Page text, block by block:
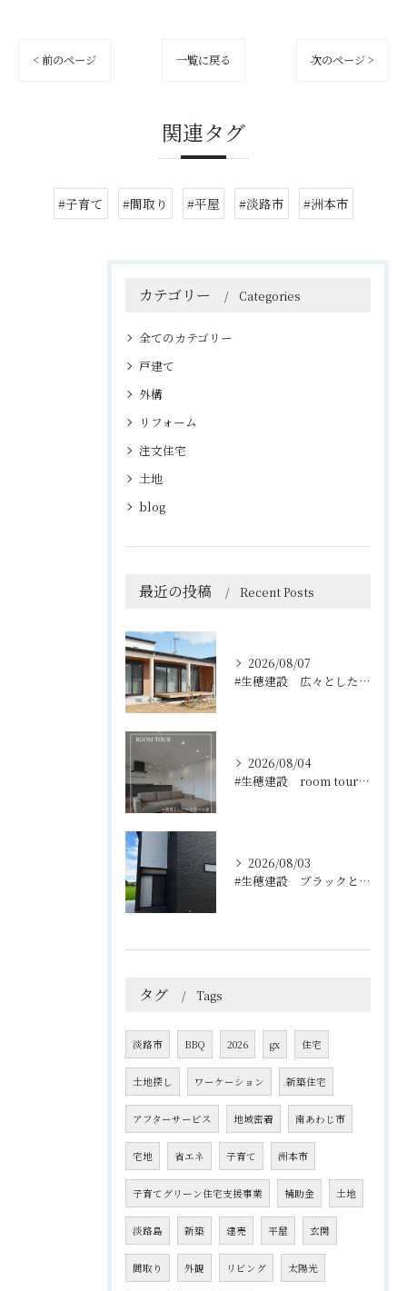
< 前のページ 一覧に戻る 次のページ >
関連タグ
#子育て #間取り #平屋 #淡路市 #洲本市
カテゴリー Categories
全てのカテゴリー
戸建て
外構
リフォーム
注文住宅
土地
blog
最近の投稿 Recent Posts
2026/08/07
#生穂建設 広々としたウッドデッキは、室内と庭を繋ぐ心地よい...
2026/08/04
#生穂建設 room tour🏠
2026/08/03
#生穂建設 ブラックとグレーのコントラストがスタイリッシュな...
タグ Tags
淡路市 BBQ 2026 gx 住宅
土地探し ワーケーション 新築住宅
アフターサービス 地域密着 南あわじ市
宅地 省エネ 子育て 洲本市
子育てグリーン住宅支援事業 補助金 土地
淡路島 新築 建売 平屋 玄関
間取り 外観 リビング 太陽光